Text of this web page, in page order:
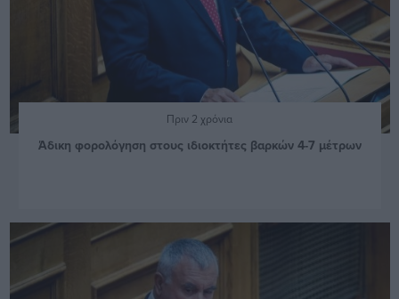
Πριν 2 χρόνια
Άδικη φορολόγηση στους ιδιοκτήτες βαρκών 4-7 μέτρων